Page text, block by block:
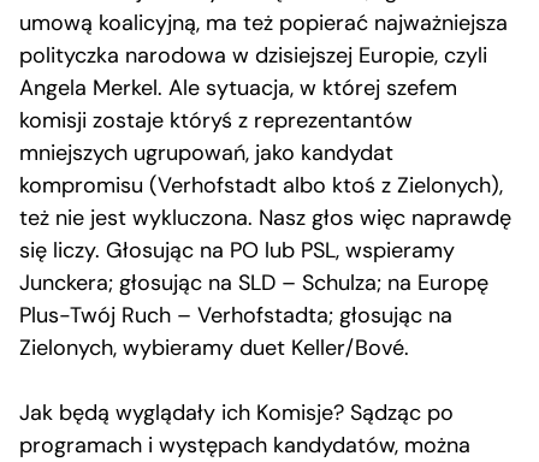
umową koalicyjną, ma też popierać najważniejsza
polityczka narodowa w dzisiejszej Europie, czyli
Angela Merkel. Ale sytuacja, w której szefem
komisji zostaje któryś z reprezentantów
mniejszych ugrupowań, jako kandydat
kompromisu (Verhofstadt albo ktoś z Zielonych),
też nie jest wykluczona. Nasz głos więc naprawdę
się liczy. Głosując na PO lub PSL, wspieramy
Junckera; głosując na SLD – Schulza; na Europę
Plus-Twój Ruch – Verhofstadta; głosując na
Zielonych, wybieramy duet Keller/Bové.
Jak będą wyglądały ich Komisje? Sądząc po
programach i występach kandydatów, można